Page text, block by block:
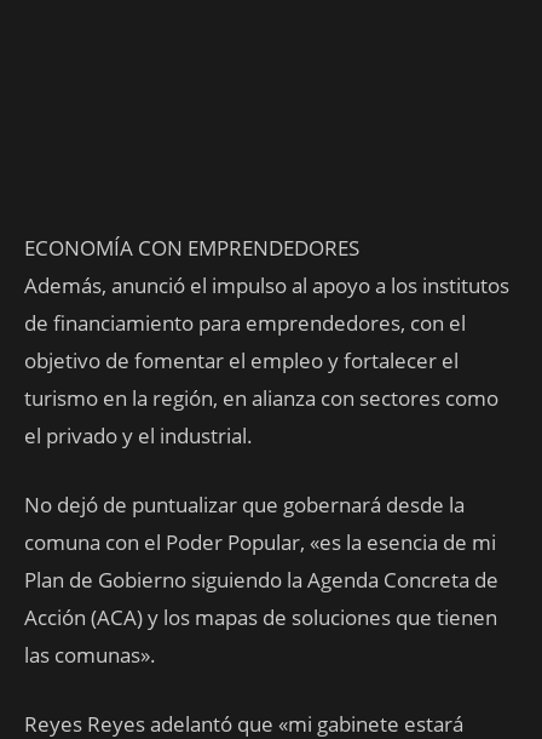
ECONOMÍA CON EMPRENDEDORES
Además, anunció el impulso al apoyo a los institutos
de financiamiento para emprendedores, con el
objetivo de fomentar el empleo y fortalecer el
turismo en la región, en alianza con sectores como
el privado y el industrial.
No dejó de puntualizar que gobernará desde la
comuna con el Poder Popular, «es la esencia de mi
Plan de Gobierno siguiendo la Agenda Concreta de
Acción (ACA) y los mapas de soluciones que tienen
las comunas».
Reyes Reyes adelantó que «mi gabinete estará